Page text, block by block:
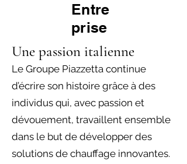
Entre
prise
Une passion italienne
Le Groupe Piazzetta continue
d’écrire son histoire grâce à des
individus qui, avec passion et
dévouement, travaillent ensemble
dans le but de développer des
solutions de chauffage innovantes.